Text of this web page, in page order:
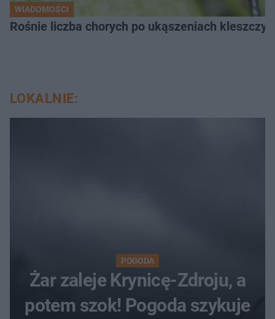
WIADOMOŚCI
Rośnie liczba chorych po ukąszeniach
LOKALNIE:
POGODA
Żar zaleje Krynicę-Zdroju, a
potem szok! Pogoda szykuje